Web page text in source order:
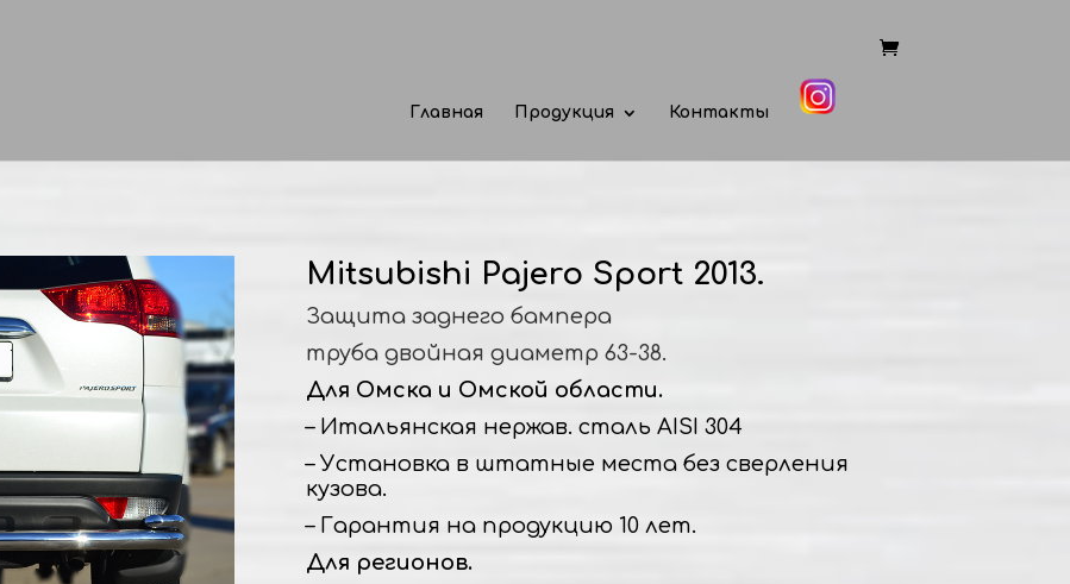
Главная Продукция Контакты
Mitsubishi Pajero Sport 2013.
Защита заднего бампера
труба двойная диаметр 63-38.
Для Омска и Омской области.
– Итальянская нержав. сталь AISI 304
– Установка в штатные места без сверления
кузова.
– Гарантия на продукцию 10 лет.
Для регионов.